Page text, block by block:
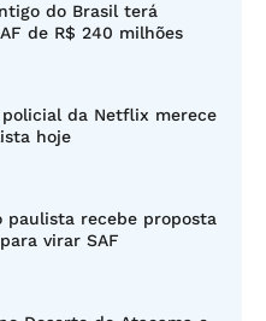
do Brasil terá
de R$ 240 milhões
da Netflix merece
hoje
paulista recebe proposta
virar SAF